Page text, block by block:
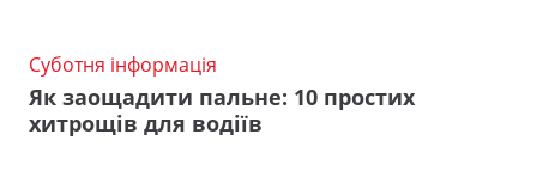
Суботня інформація
Як заощадити пальне: 10 простих
хитрощів для водіїв